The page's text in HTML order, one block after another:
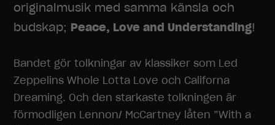
originalmusik med samma känsla och
budskap; Peace, Love and Understanding!
Bandet gör tolkningar av klassiker som Led
Zeppelins Whole Lotta Love och Californa
Dreaming. Och den starkaste tolkningen är
förmodligen Lennon/ McCartney låten ”With a